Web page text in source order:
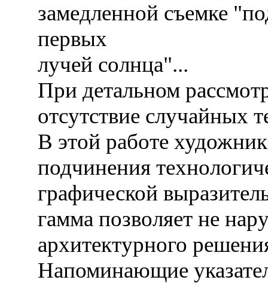
замедленной съемке
первых
лучей солнца"...
При детальном
отсутствие случайных
В этой работе
подчинения
графической
гамма позволяет не
архитектурного
Напоминающие